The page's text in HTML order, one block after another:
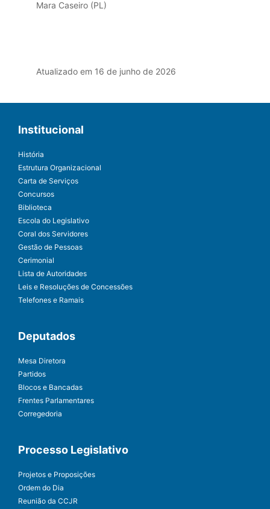
Mara Caseiro (PL)
Atualizado em 16 de junho de 2026
Institucional
História
Estrutura Organizacional
Carta de Serviços
Concursos
Biblioteca
Escola do Legislativo
Coral dos Servidores
Gestão de Pessoas
Cerimonial
Lista de Autoridades
Leis e Resoluções de Concessões
Telefones e Ramais
Deputados
Mesa Diretora
Partidos
Blocos e Bancadas
Frentes Parlamentares
Corregedoria
Processo Legislativo
Projetos e Proposições
Ordem do Dia
Reunião da CCJR